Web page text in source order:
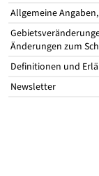
Allgemeine
Änderungen zum
Definitionen und
Newsletter